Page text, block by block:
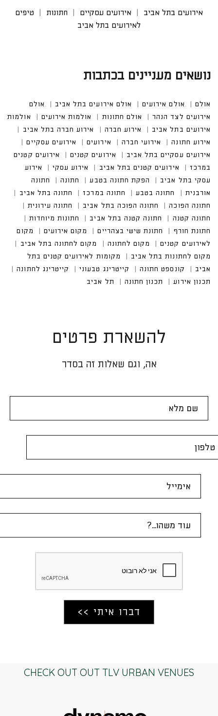
אירועים בתל אביב אירועים עסקיים חתונות
טיפים
לאירועים בתל אביב
נושאים מעניינים בכתבות
אולם אולם אירועים אולם אירועים בתל אביב
אולם אי
רועים לצד הנהר
אולם חתונות אולמות אירועים
אולמות אירוע
ים בתל אביב
אירוע חברה
אירוע חברה בתל אביב
אירוע חתונה
אירועי חברה
אירועים עסקיים
אירועים עסקיים בתל אביב
אירועים קטנים במרכז
אירועים קטנים בתל אביב
אירוע עסקי בתל אביב
להשארת פרטים
אה, וגם שאלות זה בסדר
CHECK OUT OUT TLV URBAN VENUES